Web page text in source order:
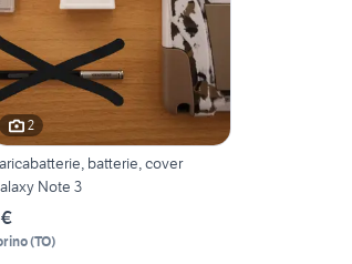
2
batterie, cover
Note 3
(TO)